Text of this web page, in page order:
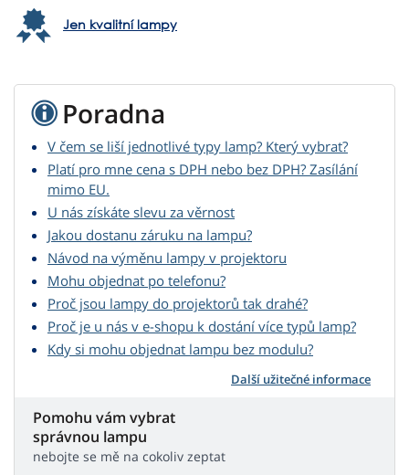
Jen kvalitní lampy
Poradna
V čem se liší jednotlivé typy lamp? Který vybrat?
Platí pro mne cena s DPH nebo bez DPH? Zasílání
mimo EU.
U nás získáte slevu za věrnost
Jakou dostanu záruku na lampu?
Návod na výměnu lampy v projektoru
Mohu objednat po telefonu?
Proč jsou lampy do projektorů tak drahé?
Proč je u nás v e-shopu k dostání více typů lamp?
Kdy si mohu objednat lampu bez modulu?
Další užitečné informace
Pomohu vám vybrat
správnou lampu
nebojte se mě na cokoliv zeptat